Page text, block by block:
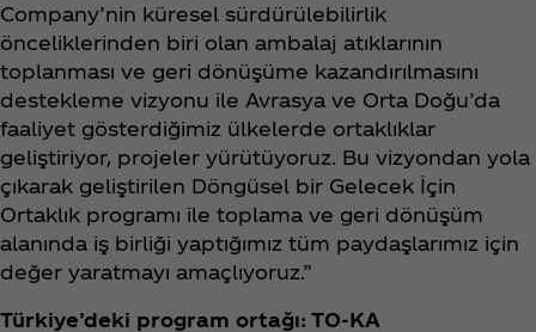
Company’nin küresel sürdürülebilirlik
önceliklerinden biri olan ambalaj atıklarının
toplanması ve geri dönüşüme kazandırılmasını
destekleme vizyonu ile Avrasya ve Orta Doğu’da
faaliyet gösterdiğimiz ülkelerde ortaklıklar
geliştiriyor, projeler yürütüyoruz. Bu vizyondan yola
çıkarak geliştirilen Döngüsel bir Gelecek İçin
Ortaklık programı ile toplama ve geri dönüşüm
alanında iş birliği yaptığımız tüm paydaşlarımız için
değer yaratmayı amaçlıyoruz.”
Türkiye’deki program ortağı: TO-KA